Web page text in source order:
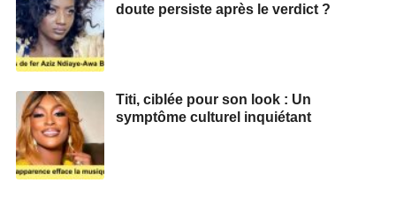
doute persiste après le verdict ?
Titi, ciblée pour son look : Un
symptôme culturel inquiétant